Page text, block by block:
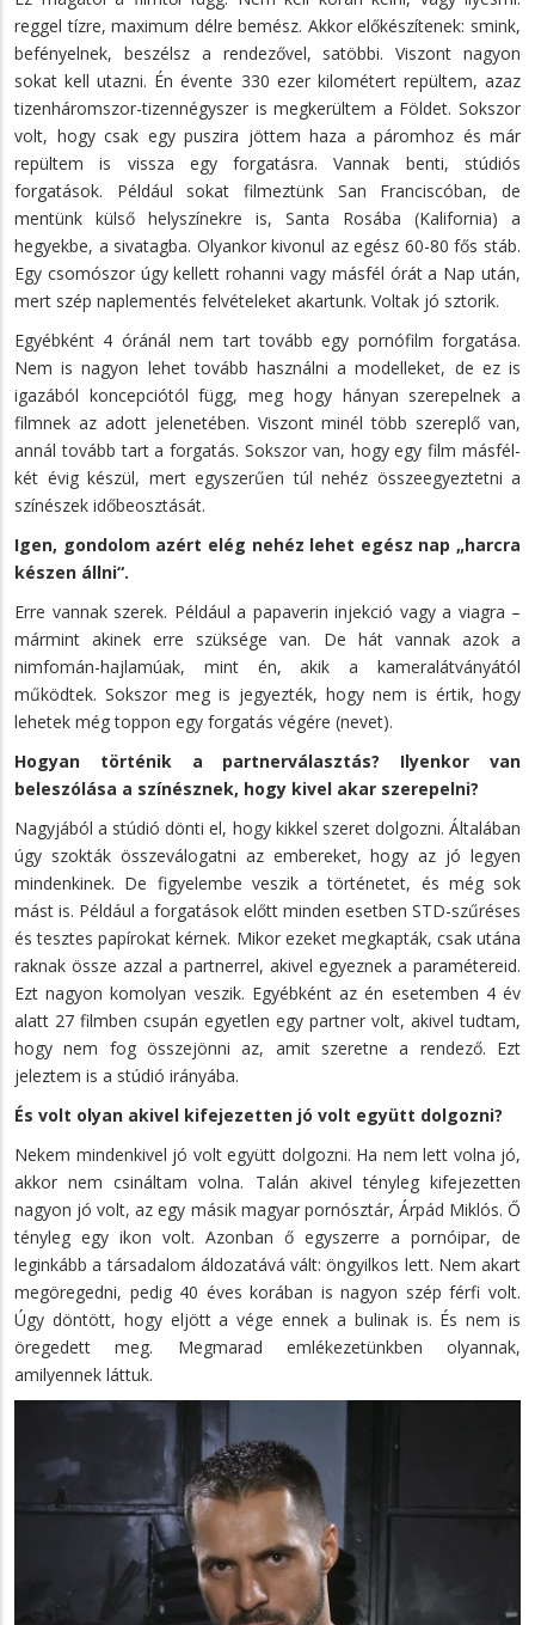
reggel tízre, maximum délre bemész. Akkor előkészítenek: smink,
befényelnek, beszélsz a rendezővel, satöbbi. Viszont nagyon
sokat kell utazni. Én évente 330 ezer kilométert repültem, azaz
tizenháromszor-tizennégyszer is megkerültem a Földet. Sokszor
volt, hogy csak egy puszira jöttem haza a páromhoz és már
repültem is vissza egy forgatásra. Vannak benti, stúdiós
forgatások. Például sokat filmeztünk San Franciscóban, de
mentünk külső helyszínekre is, Santa Rosába (Kalifornia) a
hegyekbe, a sivatagba. Olyankor kivonul az egész 60-80 fős stáb.
Egy csomószor úgy kellett rohanni vagy másfél órát a Nap után,
mert szép naplementés felvételeket akartunk. Voltak jó sztorik.
Egyébként 4 óránál nem tart tovább egy pornófilm forgatása.
Nem is nagyon lehet tovább használni a modelleket, de ez is
igazából koncepciótól függ, meg hogy hányan szerepelnek a
filmnek az adott jelenetében. Viszont minél több szereplő van,
annál tovább tart a forgatás. Sokszor van, hogy egy film másfél-
két évig készül, mert egyszerűen túl nehéz összeegyeztetni a
színészek időbeosztását.
Igen, gondolom azért elég nehéz lehet egész nap „harcra
készen állni“.
Erre vannak szerek. Például a papaverin injekció vagy a viagra –
mármint akinek erre szüksége van. De hát vannak azok a
nimfomán-hajlamúak, mint én, akik a kameralátványától
működtek. Sokszor meg is jegyezték, hogy nem is értik, hogy
lehetek még toppon egy forgatás végére (nevet).
Hogyan történik a partnerválasztás? Ilyenkor van
beleszólása a színésznek, hogy kivel akar szerepelni?
Nagyjából a stúdió dönti el, hogy kikkel szeret dolgozni. Általában
úgy szokták összeválogatni az embereket, hogy az jó legyen
mindenkinek. De figyelembe veszik a történetet, és még sok
mást is. Például a forgatások előtt minden esetben STD-szűréses
és tesztes papírokat kérnek. Mikor ezeket megkapták, csak utána
raknak össze azzal a partnerrel, akivel egyeznek a paramétereid.
Ezt nagyon komolyan veszik. Egyébként az én esetemben 4 év
alatt 27 filmben csupán egyetlen egy partner volt, akivel tudtam,
hogy nem fog összejönni az, amit szeretne a rendező. Ezt
jeleztem is a stúdió irányába.
És volt olyan akivel kifejezetten jó volt együtt dolgozni?
Nekem mindenkivel jó volt együtt dolgozni. Ha nem lett volna jó,
akkor nem csináltam volna. Talán akivel tényleg kifejezetten
nagyon jó volt, az egy másik magyar pornósztár, Árpád Miklós. Ő
tényleg egy ikon volt. Azonban ő egyszerre a pornóipar, de
leginkább a társadalom áldozatává vált: öngyilkos lett. Nem akart
megöregedni, pedig 40 éves korában is nagyon szép férfi volt.
Úgy döntött, hogy eljött a vége ennek a bulinak is. És nem is
öregedett meg. Megmarad emlékezetünkben olyannak,
amilyennek láttuk.